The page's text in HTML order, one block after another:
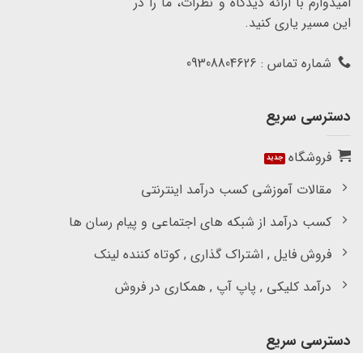
این مسیر یاری کنید.
شماره تماس : 09308804626
دسترسی سریع
فروشگاه
مقالات آموزشی کسب درآمد اینترنتی
کسب درآمد از شبکه های اجتماعی و پیام رسان ها
فروش فایل , اشتراک گذاری , کوتاه کننده لینک
درآمد کلیکی , پاپ آپ , همکاری در فروش
دسترسی سریع